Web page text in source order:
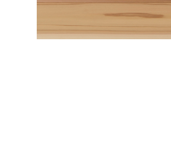
室内ドア／室内窓
内装壁材